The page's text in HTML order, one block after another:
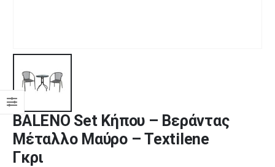
BALENO Set Κήπου – Βεράντας
Μέταλλο Μαύρο – Textilene
Γκρι